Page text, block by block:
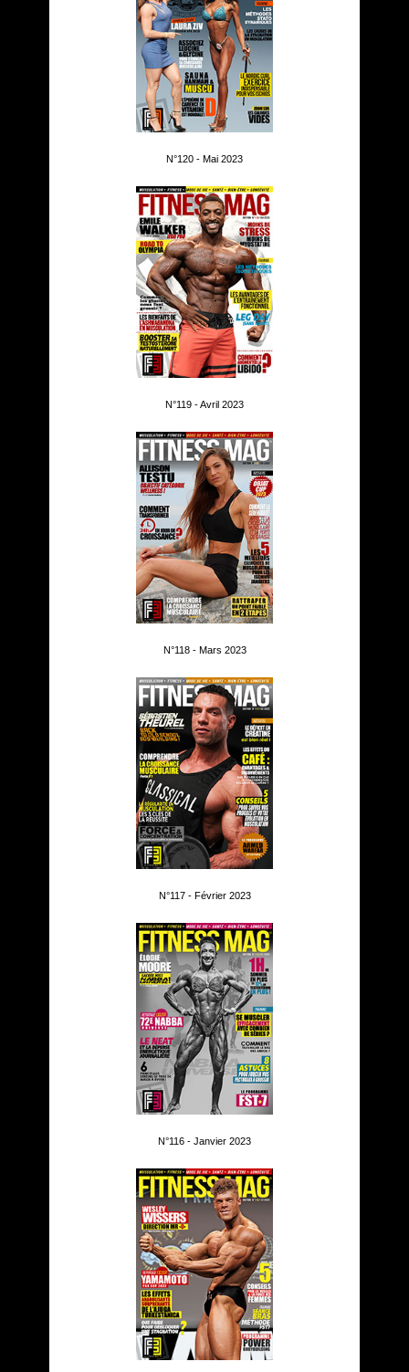
N°120 - Mai 2023
N°119 - Avril 2023
N°118 - Mars 2023
N°117 - Février 2023
N°116 - Janvier 2023